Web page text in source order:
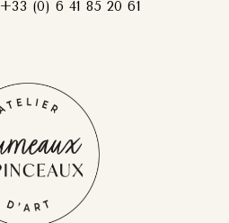
(0) 6 41 85 20 61